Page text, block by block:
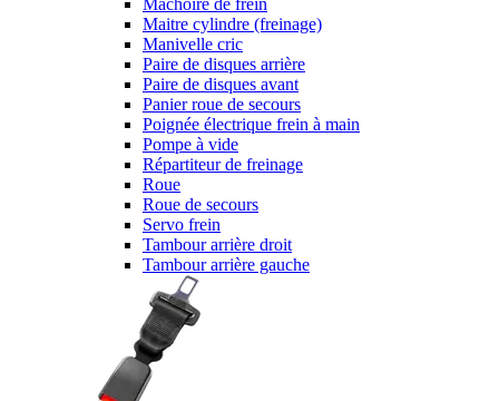
Machoire de frein
Maitre cylindre (freinage)
Manivelle cric
Paire de disques arrière
Paire de disques avant
Panier roue de secours
Poignée électrique frein à main
Pompe à vide
Répartiteur de freinage
Roue
Roue de secours
Servo frein
Tambour arrière droit
Tambour arrière gauche